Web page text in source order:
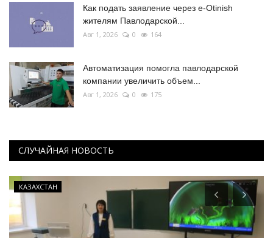
Как подать заявление через e-Otinish
жителям Павлодарской...
Авг 1, 2026 0 164
Автоматизация помогла павлодарской
компании увеличить объем...
Авг 1, 2026 0 175
СЛУЧАЙНАЯ НОВОСТЬ
КАЗАХСТАН